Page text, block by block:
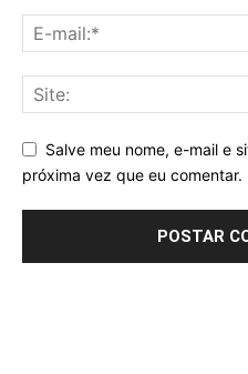
Salve meu nome, e-mail e
próxima vez que eu comentar.